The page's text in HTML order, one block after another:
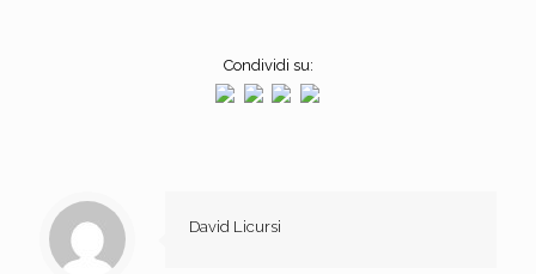
Condividi su:
David Licursi